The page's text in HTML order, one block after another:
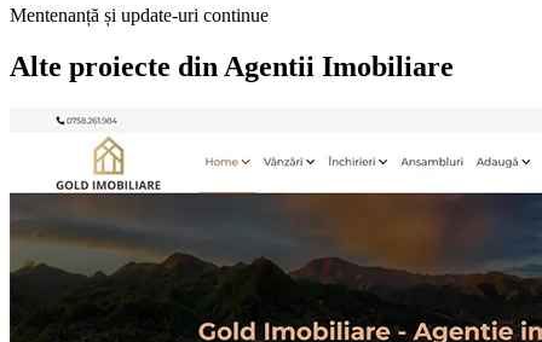
Mentenanță și update-uri continue
Alte proiecte din Agentii Imobiliare